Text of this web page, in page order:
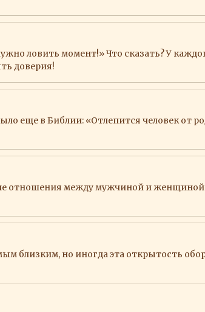
ловить момент!» Что сказать? У
доверия!
еще в Библии: «Отлепится человек от
отношения между мужчиной и
близким, но иногда эта открытость